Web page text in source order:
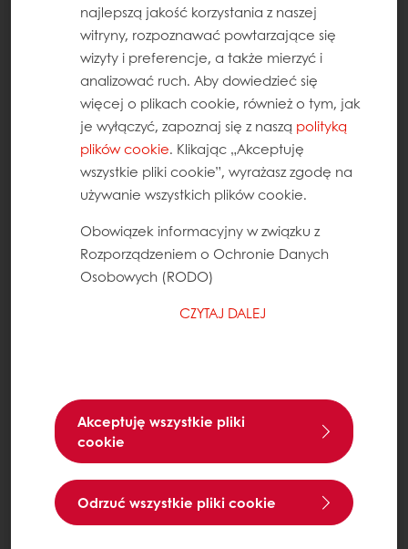
najlepszą jakość korzystania z naszej
witryny, rozpoznawać powtarzające się
wizyty i preferencje, a także mierzyć i
analizować ruch. Aby dowiedzieć się
więcej o plikach cookie, również o tym, jak
je wyłączyć, zapoznaj się z naszą polityką
plików cookie. Klikając „Akceptuję
wszystkie pliki cookie”, wyrażasz zgodę na
używanie wszystkich plików cookie.
Obowiązek informacyjny w związku z
Rozporządzeniem o Ochronie Danych
Osobowych (RODO)
CZYTAJ DALEJ
Akceptuję wszystkie pliki
cookie
Odrzuć wszystkie pliki cookie